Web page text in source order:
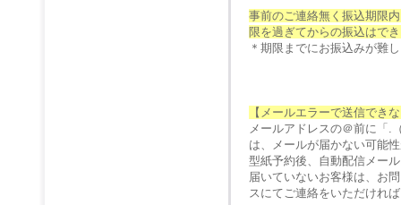
事前のご連絡無く振込期限
限を過ぎてからの振込はで
＊期限までにお振込みが難
【メールエラーで送信でき
メールアドレスの＠前に「.
は、メールが届かない可能
型紙予約後、自動配信メー
届いていないお客様は、お
スにてご連絡をいただけれ